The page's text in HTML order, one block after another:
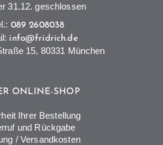
31.12. geschlossen
089 2608038
info@fridrich.de
15, 80331 München
ONLINE-SHOP
Ihrer Bestellung
und Rückgabe
/ Versandkosten